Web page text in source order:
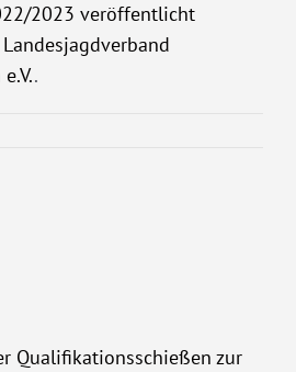
2023 veröffentlicht
Landesjagdverband
.
Qualifikationsschießen zur